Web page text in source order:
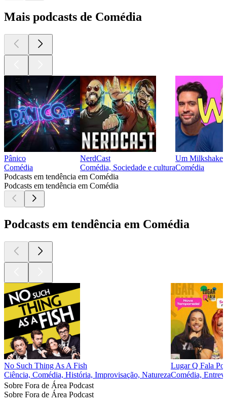
Mais podcasts de Comédia
Pânico
Comédia
NerdCast
Comédia, Sociedade e cultura
Um Milkshake
Comédia
Podcasts em tendência em Comédia
Podcasts em tendência em Comédia
Podcasts em tendência em Comédia
No Such Thing As A Fish
Ciência, Comédia, História, Improvisação, Natureza
Lugar Q Fala
Comédia,
Sobre Fora de Área Podcast
Sobre Fora de Área Podcast